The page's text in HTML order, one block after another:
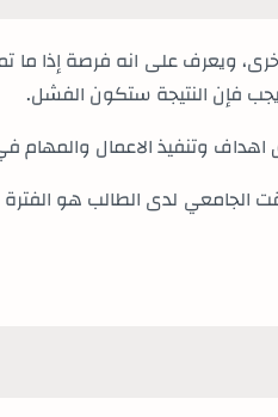
ويعرف على انه فرصة إذا ما
يجب فإن النتيجة ستكون الفشل.
وتنفيذ الاعمال والمهام
الجامعي لدى الطالب هو